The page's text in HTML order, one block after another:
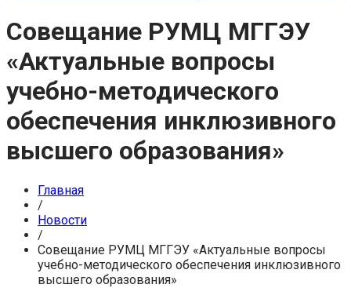
Совещание РУМЦ МГГЭУ
«Актуальные вопросы
учебно-методического
обеспечения инклюзивного
высшего образования»
Главная
/
Новости
/
Совещание РУМЦ МГГЭУ «Актуальные вопросы
учебно-методического обеспечения инклюзивного
высшего образования»